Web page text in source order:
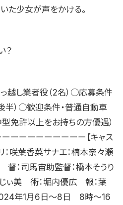
た少女が声をかける。
？
し業者役（2名）○応募条件
半）○歓迎条件・普通自動車
免許以上をお持ちの方優遇）
ーーーーーーーーー【キャス
：咲葉香菜サナエ：楠本奈々瀬
督：司馬宙助監督：橋本そうり
ぃ美 術：堀内優広 報：葉
年1月6日〜8日 8時〜16